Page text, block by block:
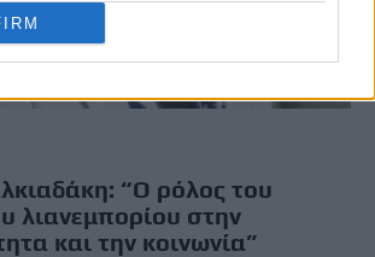
“Ο ρόλος του
λιανεμπορίου στην
και την κοινωνία”